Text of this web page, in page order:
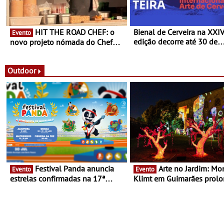
Evento
novo projeto nómada do Chef
que percorre Portugal
Bienal de Cerveira na XXIV
edição decorre até 30 de
Outdoor
Evento
estrelas confirmadas na 17ª
Evento
Klimt em Guimarães